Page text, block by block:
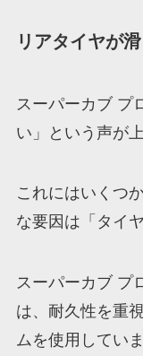
リアタイヤが
スーパーカブ プ
い」という声が
これにはいくつ
な要因は「タイ
スーパーカブ プ
は、耐久性を重
ムを使用していま